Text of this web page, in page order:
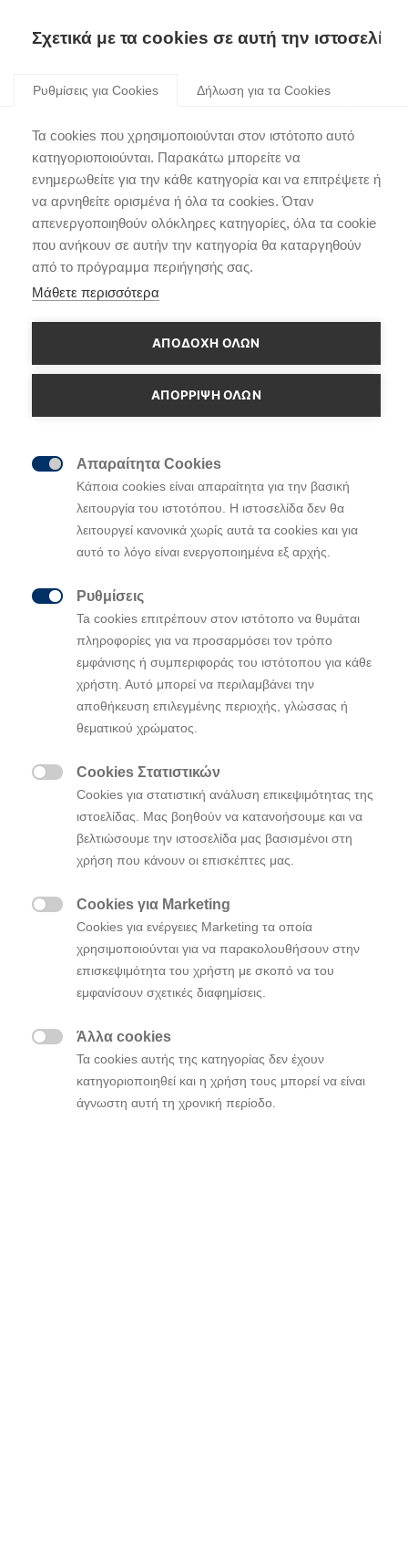
Σχετικά με τα cookies σε αυτή την ιστοσελίδα
Ρυθμίσεις για Cookies Δήλωση για τα Cookies
Τα cookies που χρησιμοποιούνται στον ιστότοπο αυτό
κατηγοριοποιούνται. Παρακάτω μπορείτε να
ενημερωθείτε για την κάθε κατηγορία και να επιτρέψετε ή
να αρνηθείτε ορισμένα ή όλα τα cookies. Όταν
απενεργοποιηθούν ολόκληρες κατηγορίες, όλα τα cookie
που ανήκουν σε αυτήν την κατηγορία θα καταργηθούν
από το πρόγραμμα περιήγησής σας.
Μάθετε περισσότερα
ΑΠΟΔΟΧΗ ΟΛΩΝ
ΑΠΌΡΡΙΨΗ ΌΛΩΝ
Απαραίτητα Cookies
Κάποια cookies είναι απαραίτητα για την βασική
λειτουργία του ιστοτόπου. Η ιστοσελίδα δεν θα
λειτουργεί κανονικά χωρίς αυτά τα cookies και για
αυτό το λόγο είναι ενεργοποιημένα εξ αρχής.
Ρυθμίσεις
Ta cookies επιτρέπουν στον ιστότοπο να θυμάται
πληροφορίες για να προσαρμόσει τον τρόπο
εμφάνισης ή συμπεριφοράς του ιστότοπου για κάθε
χρήστη. Αυτό μπορεί να περιλαμβάνει την
αποθήκευση επιλεγμένης περιοχής, γλώσσας ή
θεματικού χρώματος.
Cookies Στατιστικών
Cookies για στατιστική ανάλυση επικεψιμότητας της
ιστοελίδας. Μας βοηθούν να κατανοήσουμε και να
βελτιώσουμε την ιστοσελίδα μας βασισμένοι στη
χρήση που κάνουν οι επισκέπτες μας.
Cookies για Marketing
Cookies για ενέργειες Marketing τα οποία
χρησιμοποιούνται για να παρακολουθήσουν στην
επισκεψιμότητα του χρήστη με σκοπό να του
εμφανίσουν σχετικές διαφημίσεις.
Άλλα cookies
Τα cookies αυτής της κατηγορίας δεν έχουν
κατηγοριοποιηθεί και η χρήση τους μπορεί να είναι
άγνωστη αυτή τη χρονική περίοδο.